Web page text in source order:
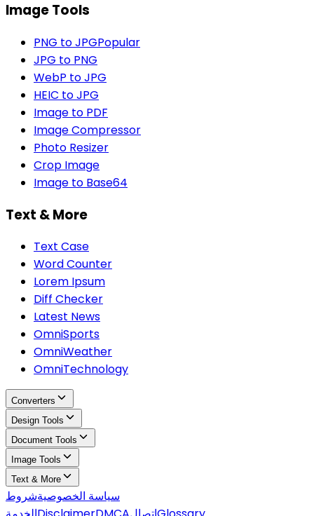
Image Tools
PNG to JPGPopular
JPG to PNG
WebP to JPG
HEIC to JPG
Image to PDF
Image Compressor
Photo Resizer
Crop Image
Image to Base64
Text & More
Text Case
Word Counter
Lorem Ipsum
Diff Checker
Latest News
OmniSports
OmniWeather
OmniTechnology
Converters
Design Tools
Document Tools
Image Tools
Text & More
سياسة الخصوصيةشروط